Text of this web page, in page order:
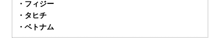
・フィジー
・タヒチ
・ベトナム